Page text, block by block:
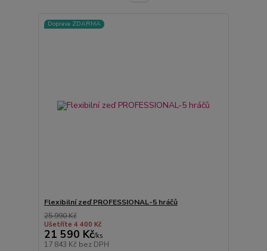
Doprava ZDARMA
Flexibilní zeď PROFESSIONAL-5 hráčů
25 990 Kč
Ušetříte 4 400 Kč
21 590 Kč/ks
17 843 Kč bez DPH